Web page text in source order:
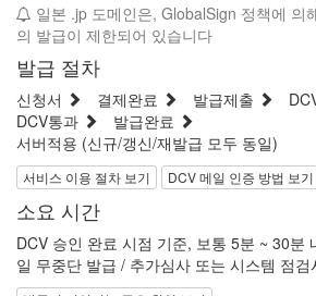
일본 .jp 도메인은, GlobalSign 정책에 의
의 발급이 제한되어 있습니다
발급 절차
신청서 결제완료 발급제출
DCV통과
발급완료
서버적용 (신규/갱신/재발급 모두 동일)
서비스 이용 절차 보기 DCV 메일 인증 방법 보기
소요 시간
DCV 승인 완료 시점 기준, 보통 5분 ~ 30분
일 무중단 발급 / 추가심사 또는 시스템 점검